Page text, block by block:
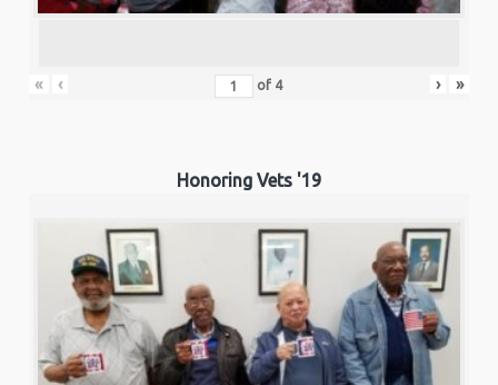
« ‹ of 4 › »
Honoring Vets '19